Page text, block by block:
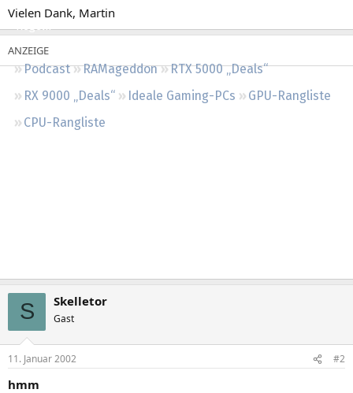
Regeln
Podcast RAMageddon
RTX 5000 „Deals“
RX 9000 „Deals“
Ideale Gaming-PCs
GPU-Rangliste
CPU-Rangliste
Vielen Dank, Martin
S Skelletor
Gast
11. Januar 2002 #2
hmm